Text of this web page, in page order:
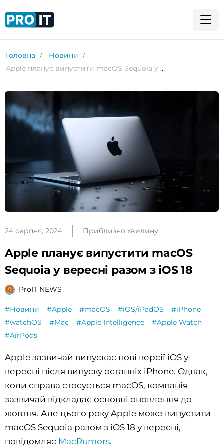
Головна
Новини
Apple планує випустити macOS Sequoia у вересні разом з iOS 18
24 серпня, 2024 Приблизно хвилину
Apple планує випустити macOS
Sequoia у вересні разом з iOS 18
ProIT NEWS
#Новини #Apple #macOS #iOS/iPadOS
#iPhone
#watchOS
#Mac #Apple Intelligence
#Apple Watch
#AirPods
Apple зазвичай випускає нові версії iOS у
вересні після випуску останніх iPhone. Однак,
коли справа стосується macOS, компанія
зазвичай відкладає основні оновлення до
жовтня. Але цього року Apple може випустити
macOS Sequoia разом з iOS 18 у вересні,
повідомляє MacRumors.